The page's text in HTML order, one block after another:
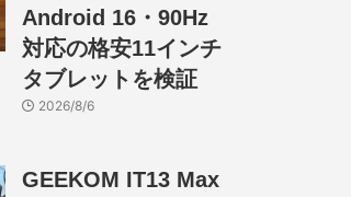
Android 16・90Hz
対応の格安11インチ
タブレットを検証
2026/8/6
GEEKOM IT13 Max